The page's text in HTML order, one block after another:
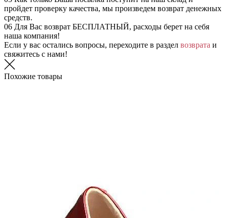
пройдет проверку качества, мы произведем возврат денежных
средств.
06 Для Вас возврат БЕСПЛАТНЫЙ, расходы берет на себя
наша компания!
Если у вас остались вопросы, переходите в раздел возврата и
свяжитесь с нами!
Похожие товары